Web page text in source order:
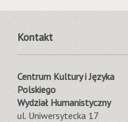
Kontakt
Centrum Kultury i Języka
Polskiego
Wydział Humanistyczny
ul. Uniwersytecka 17